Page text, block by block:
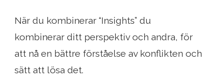
När du kombinerar “Insights” du
kombinerar ditt perspektiv och andra, för
att nå en bättre förståelse av konflikten och
sätt att lösa det.